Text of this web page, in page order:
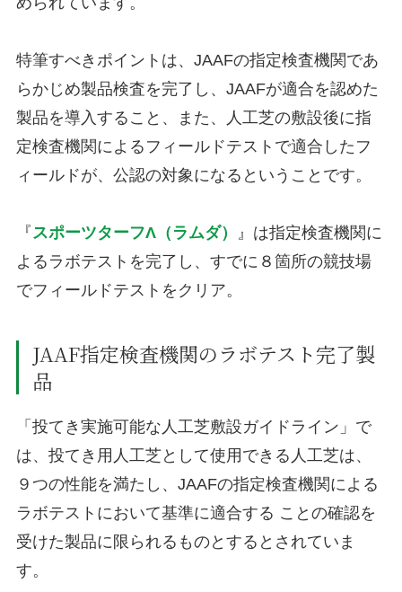
特筆すべきポイントは、JAAFの指定検査機関であ
らかじめ製品検査を完了し、JAAFが適合を認めた
製品を導入すること、また、人工芝の敷設後に指
定検査機関によるフィールドテストで適合したフ
ィールドが、公認の対象になるということです。
『 スポーツターフΛ（ラムダ）
』は指定検査機関に
よるラボテストを完了し、すでに８箇所の競技場
でフィールドテストをクリア。
JAAF指定検査機関のラボテスト完了製
品
「投てき実施可能な人工芝敷設ガイドライン」で
は、投てき用人工芝として使用できる人工芝は、
９つの性能を満たし、JAAFの指定検査機関による
ラボテストにおいて基準に適合する ことの確認を
受けた製品に限られるものとするとされていま
す。